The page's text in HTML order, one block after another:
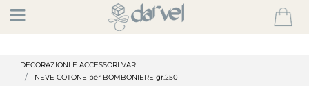
Open
DECORAZIONI E ACCESSORI VARI
NEVE COTONE per BOMBONIERE gr.250